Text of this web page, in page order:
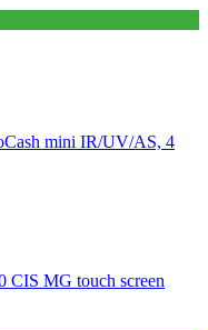
mini IR/UV/AS, 4